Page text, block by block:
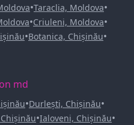
•Taraclia, Moldova•
•Criuleni, Moldova•
•Botanica, Chișinău•
md
•Durlești, Chișinău•
•Ialoveni, Chișinău•